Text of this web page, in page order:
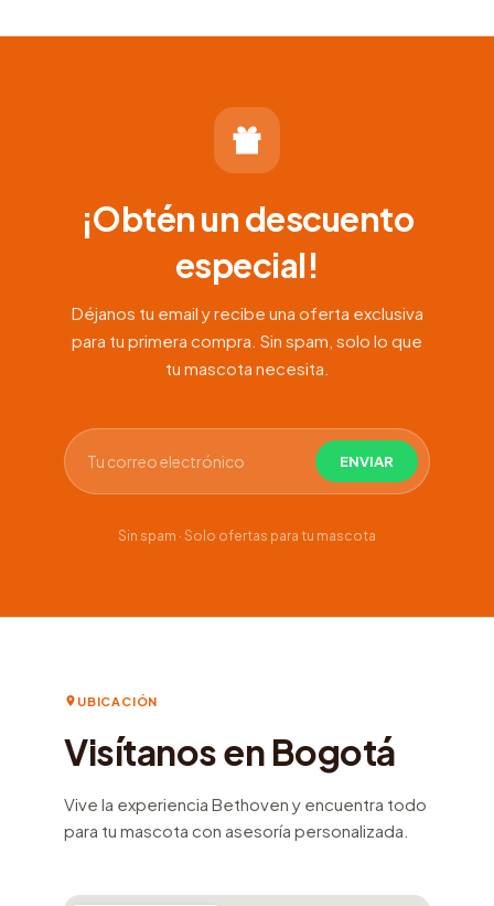
¡Obtén un descuento
especial!
Déjanos tu email y recibe una oferta exclusiva
para tu primera compra. Sin spam, solo lo que
tu mascota necesita.
Sin spam · Solo ofertas para tu mascota
UBICACIÓN
Visítanos en Bogotá
Vive la experiencia Bethoven y encuentra todo
para tu mascota con asesoría personalizada.